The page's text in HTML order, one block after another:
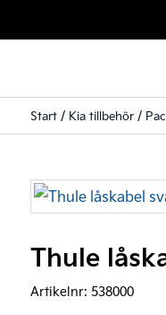
Start/ Kia tillbehör/
Thule
Artikelnr: 538000